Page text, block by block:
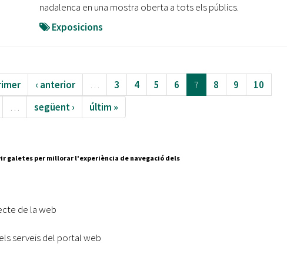
nadalenca en una mostra oberta a tots els públics.
Exposicions
‹ anterior … 3 4 5 6 7 8 9
10
…
següent › últim »
88 88
galetes per millorar l'experiència de navegació dels
de la web
serveis del portal web